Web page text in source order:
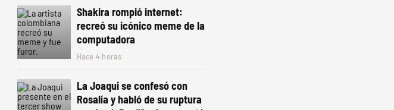
Shakira rompió internet:
recreó su icónico meme de la
computadora
Hace 4 horas
La Joaqui se confesó con
Rosalía y habló de su ruptura